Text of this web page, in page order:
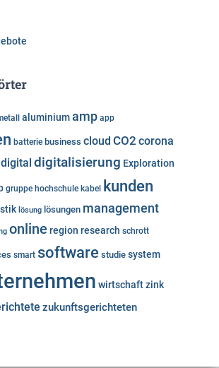
aluminiumamp app
batterie business cloud CO2 corona
digital digitalisierung Exploration
gruppe hochschule kabel kunden
lösung lösungen management
online region research schrott
smart software studie system
wirtschaftzink
zukunftsgerichteten